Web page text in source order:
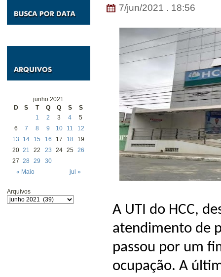
junho 2021
D
S T Q Q S S
« Maio jul »
1 2 3 4
5
6
7 8 9 10 11
12
13
14 15 16 17 18
19
20 21 22 23 24 25 26
27
28 29 30
Arquivos
7/jun/2021 . 18:56
A UTI do HCC,
atendimento de
passou por um
ocupação. A